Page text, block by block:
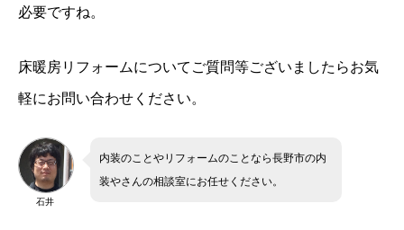
必要ですね。
床暖房リフォームについてご質問等ございましたらお気
軽にお問い合わせください。
石井
内装のことやリフォームのことなら長野市の内
装やさんの相談室にお任せください。